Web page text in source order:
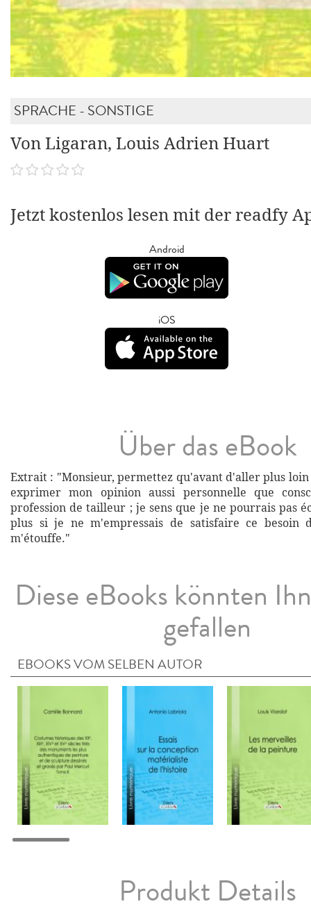
SPRACHE - SONSTIGE
Von Ligaran, Louis Adrien Huart
Jetzt kostenlos lesen mit der readfy
Android
iOS
Über das eBook
Extrait : "Monsieur, permettez qu'avant d'aller plus loin
exprimer mon opinion aussi personnelle que
profession de tailleur ; je sens que je ne pourrais pas
plus si je ne m'empressais de satisfaire ce besoin
m'étouffe."
Diese eBooks könnten
gefallen
EBOOKS VOM SELBEN AUTOR
Produkt Details